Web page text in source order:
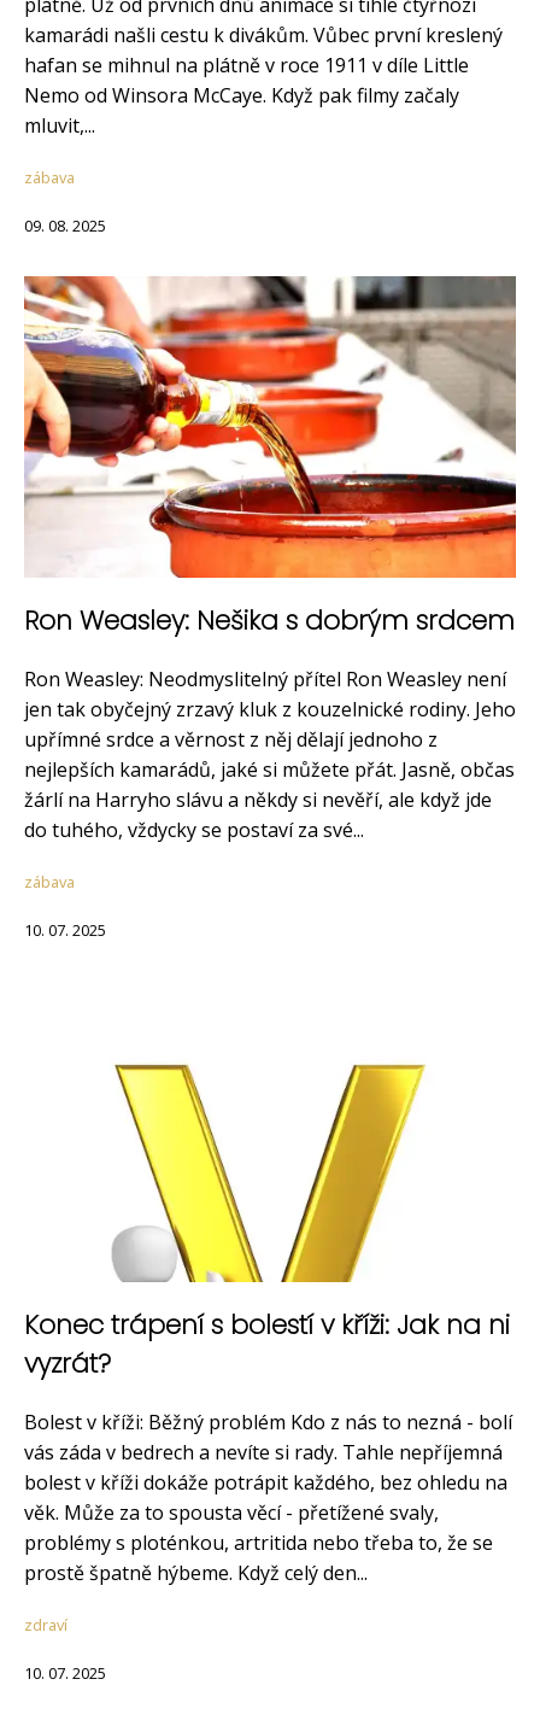
kamarádi našli cestu k divákům. Vůbec první kreslený
hafan se mihnul na plátně v roce 1911 v díle Little
Nemo od Winsora McCaye. Když pak filmy začaly
mluvit,...
zábava
09. 08. 2025
Ron Weasley: Nešika s dobrým srdcem
Ron Weasley: Neodmyslitelný přítel Ron Weasley není
jen tak obyčejný zrzavý kluk z kouzelnické rodiny. Jeho
upřímné srdce a věrnost z něj dělají jednoho z
nejlepších kamarádů, jaké si můžete přát. Jasně, občas
žárlí na Harryho slávu a někdy si nevěří, ale když jde
do tuhého, vždycky se postaví za své...
zábava
10. 07. 2025
Konec trápení s bolestí v kříži: Jak na ni
vyzrát?
Bolest v kříži: Běžný problém Kdo z nás to nezná - bolí
vás záda v bedrech a nevíte si rady. Tahle nepříjemná
bolest v kříži dokáže potrápit každého, bez ohledu na
věk. Může za to spousta věcí - přetížené svaly,
problémy s ploténkou, artritida nebo třeba to, že se
prostě špatně hýbeme. Když celý den...
zdraví
10. 07. 2025